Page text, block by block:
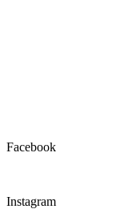
Facebook
Instagram